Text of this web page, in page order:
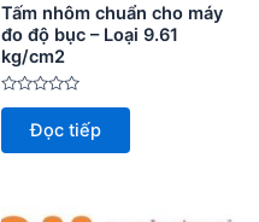
Tấm nhôm chuẩn cho máy
đo độ bục – Loại 9.61
kg/cm2
Được
hạng
0
Đọc tiếp